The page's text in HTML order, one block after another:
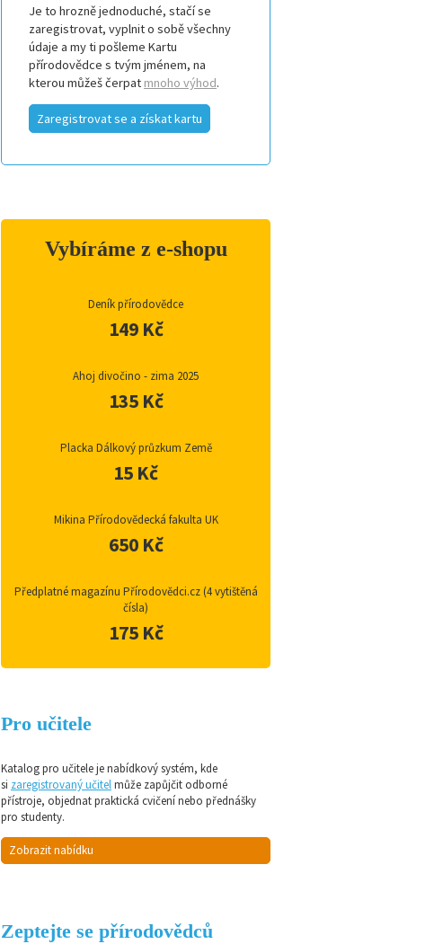
Je to hrozně jednoduché, stačí se
zaregistrovat, vyplnit o sobě všechny
údaje a my ti pošleme Kartu
přírodovědce s tvým jménem, na
kterou můžeš čerpat mnoho výhod.
Zaregistrovat se a získat kartu
Vybíráme z e-shopu
Deník přírodovědce
149 Kč
Ahoj divočino - zima 2025
135 Kč
Placka Dálkový průzkum Země
15 Kč
Mikina Přírodovědecká fakulta UK
650 Kč
Předplatné magazínu Přírodovědci.cz (4 vytištěná
čísla)
175 Kč
Pro učitele
Katalog pro učitele je nabídkový systém, kde
si zaregistrovaný učitelmůže zapůjčit odborné
přístroje, objednat praktická cvičení nebo přednášky
pro studenty.
Zobrazit nabídku
Zeptejte se přírodovědců